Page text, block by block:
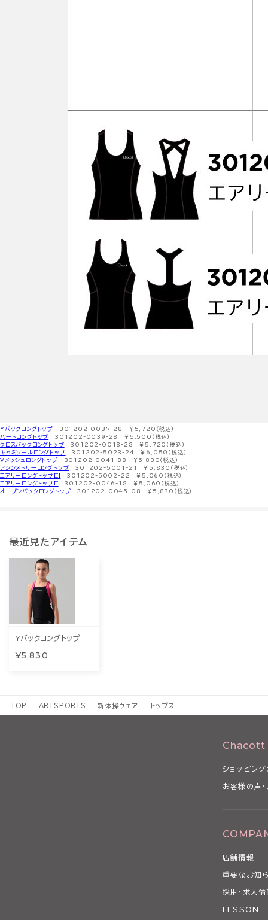
Yバックロングトップ
301202-0037-28 ￥5,720（税込）
ハートロングトップ
301202-0039-28 ￥5,500（税込）
クロスバックロングトップ 301202-0018-28 ￥5,720（税込）
キャミソールロングトップ 301202-5023-24 ￥6,050（税込）
Vメッシュロングトップ 301202-0041-88 ￥5,830（税込）
アシンメトリーロングトップ 301202-5001-21 ￥5,830（税込）
エアリーロングトップIII 301202-5002-22 ￥5,060（税込）
エアリーロングトップII 301202-0046-18 ￥5,060（税込）
オープンバックロングトップ 301202-0045-08 ￥5,830（税込）
最近見たアイテム
Yバックロングトップ
¥5,830
TOP ARTSPORTS 新体操ウェア トップス
Chacott
ショッピング
お客様の声
店舗情報
重要なお知
採用・求人情
LESSON